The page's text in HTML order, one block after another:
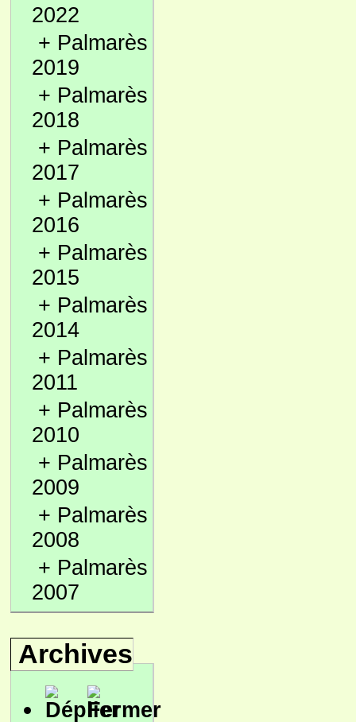
2022
+ Palmarès
2019
+ Palmarès
2018
+ Palmarès
2017
+ Palmarès
2016
+ Palmarès
2015
+ Palmarès
2014
+ Palmarès
2011
+ Palmarès
2010
+ Palmarès
2009
+ Palmarès
2008
+ Palmarès
2007
Archives